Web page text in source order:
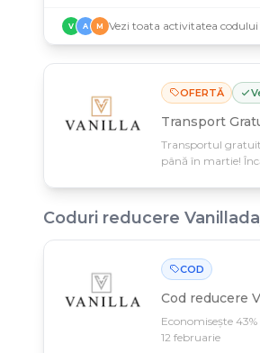
V A M Vezi toata activitatea codului
OFERTĂ
Transport
Transportul
până în martie!
Coduri reducere
COD
Cod reducere
Economisește
12 februarie